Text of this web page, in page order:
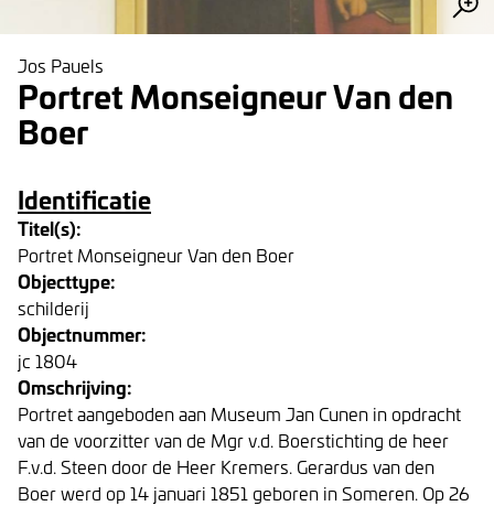
Jos Pauels
Portret Monseigneur Van den
Boer
Identificatie
Titel(s):
Portret Monseigneur Van den Boer
Objecttype:
schilderij
Objectnummer:
jc 1804
Omschrijving:
Portret aangeboden aan Museum Jan Cunen in opdracht
van de voorzitter van de Mgr v.d. Boerstichting de heer
F.v.d. Steen door de Heer Kremers. Gerardus van den
Boer werd op 14 januari 1851 geboren in Someren. Op 26